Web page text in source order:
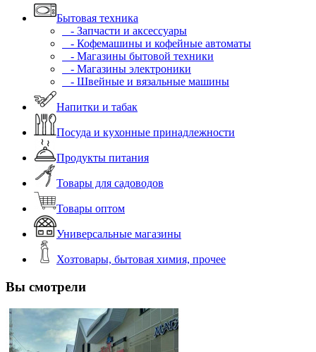
Бытовая техника
- Запчасти и аксессуары
- Кофемашины и кофейные автоматы
- Магазины бытовой техники
- Магазины электроники
- Швейные и вязальные машины
Напитки и табак
Посуда и кухонные принадлежности
Продукты питания
Товары для садоводов
Товары оптом
Универсальные магазины
Хозтовары, бытовая химия, прочее
Вы смотрели